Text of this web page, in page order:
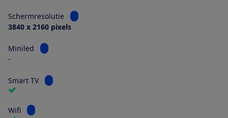
Schermresolutie
Bekijk informatie voor Schermresolutie
3840 x 2160 pixels
Miniled
Bekijk informatie voor Miniled
-
Smart TV Bekijk informatie voor Smart TV
Wifi Bekijk informatie voor Wifi